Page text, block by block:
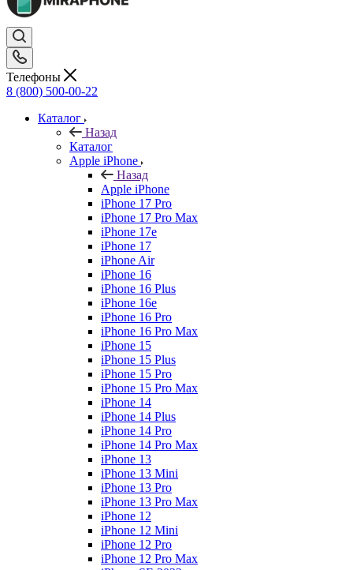
Телефоны
8 (800) 500-00-22
Каталог
Назад
Каталог
Apple iPhone
Назад
Apple iPhone
iPhone 17 Pro
iPhone 17 Pro Max
iPhone 17e
iPhone 17
iPhone Air
iPhone 16
iPhone 16 Plus
iPhone 16e
iPhone 16 Pro
iPhone 16 Pro Max
iPhone 15
iPhone 15 Plus
iPhone 15 Pro
iPhone 15 Pro Max
iPhone 14
iPhone 14 Plus
iPhone 14 Pro
iPhone 14 Pro Max
iPhone 13
iPhone 13 Mini
iPhone 13 Pro
iPhone 13 Pro Max
iPhone 12
iPhone 12 Mini
iPhone 12 Pro
iPhone 12 Pro Max